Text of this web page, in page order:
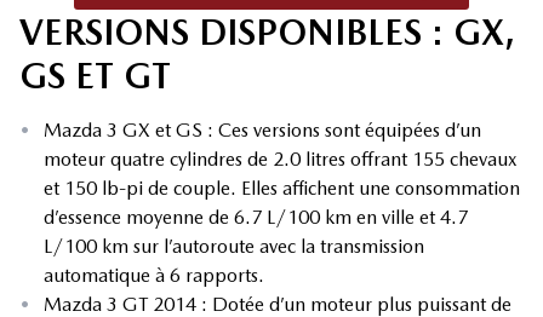
VERSIONS DISPONIBLES : GX,
GS ET GT
•
Mazda 3 GX et GS : Ces versions sont équipées d’un
moteur quatre cylindres de 2.0 litres offrant 155 chevaux
et 150 lb-pi de couple. Elles affichent une consommation
d’essence moyenne de 6.7 L/100 km en ville et 4.7
L/100 km sur l’autoroute avec la transmission
automatique à 6 rapports.
•
Mazda 3 GT 2014 : Dotée d’un moteur plus puissant de